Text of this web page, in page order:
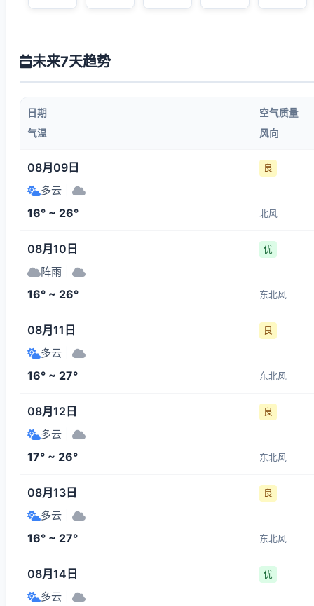
未来7天趋势
日期
空气质量
气温
风向
08月09日 良
多云
16° ~ 26° 北风
08月10日 优
阵雨
16° ~ 26° 东北风
08月11日 良
多云
16° ~ 27° 东北风
08月12日 良
多云
17° ~ 26° 东北风
08月13日 良
多云
16° ~ 27° 东北风
08月14日 优
多云